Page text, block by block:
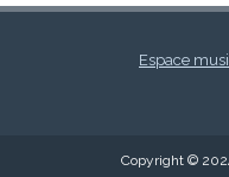
Espace
Copyright ©